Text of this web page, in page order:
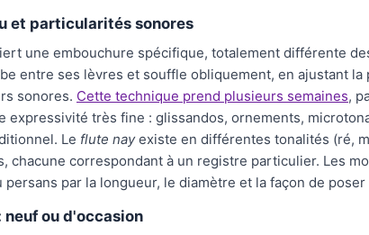
et particularités sonores
une embouchure spécifique, totalement différente
entre ses lèvres et souffle obliquement, en ajustant
sonores. Cette technique prend plusieurs semaines,
expressivité très fine : glissandos, ornements,
Le flute nayexiste en différentes tonalités (ré,
chacune correspondant à un registre particulier. Les
persans par la longueur, le diamètre et la façon de
neuf ou d'occasion